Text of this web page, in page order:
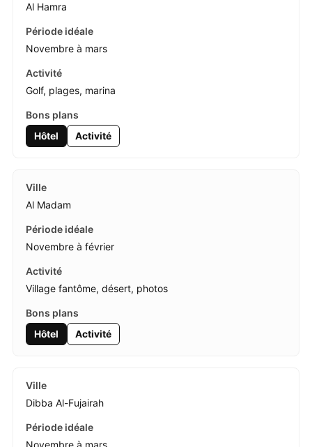
Al Hamra
Novembre à mars
Golf, plages, marina
Hôtel Activité
Al Madam
Novembre à février
Village fantôme, désert, photos
Hôtel Activité
Dibba Al-Fujairah